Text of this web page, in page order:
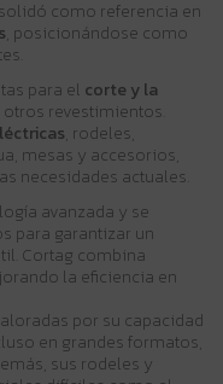
como referencia en
, posicionándose como
para el corte y la
otros revestimientos.
, rodeles,
mesas y accesorios,
necesidades actuales.
avanzada y se
para garantizar un
Cortag combina
la eficiencia en
por su capacidad
en grandes formatos,
sus rodeles y